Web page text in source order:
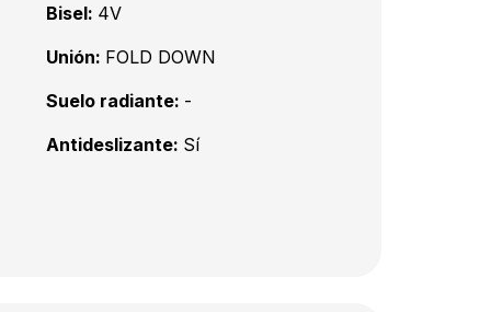
Bisel: 4V
Unión: FOLD DOWN
Suelo radiante: -
Antideslizante: Sí